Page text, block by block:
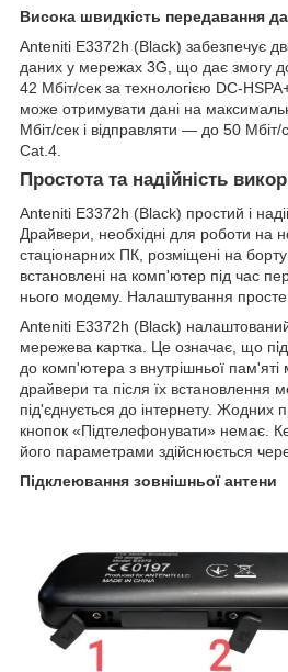
Висока швидкість передавання
Anteniti E3372h (Black) забезпечує
даних у мережах 3G, що дає змогу
42 Мбіт/сек за технологією DC-
може отримувати дані на
Мбіт/сек і відправляти — до 50 Мбіт/
Cat.4.
Простота та надійність
Anteniti E3372h (Black) простий і
Драйвери, необхідні для роботи на
стаціонарних ПК, розміщені на
встановлені на комп'ютер під час
нього модему. Налаштування просте
Anteniti E3372h (Black) налаштований
мережева картка. Це означає, що
до комп'ютера з внутрішньої
драйвери та після їх встановлення
під'єднується до інтернету. Жодних
кнопок «Підтелефонувати» немає.
його параметрами здійснюється
Підклеювання зовнішньої антени